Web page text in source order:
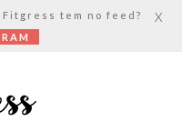
tem no feed?
X